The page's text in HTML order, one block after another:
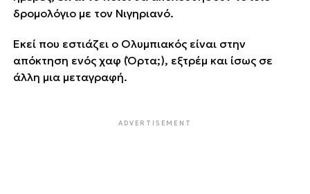
δρομολόγιο με τον Νιγηριανό.
Εκεί που εστιάζει ο Ολυμπιακός είναι στην
απόκτηση ενός χαφ (Όρτα;), εξτρέμ και ίσως σε
άλλη μια μεταγραφή.
ADVERTISEMENT